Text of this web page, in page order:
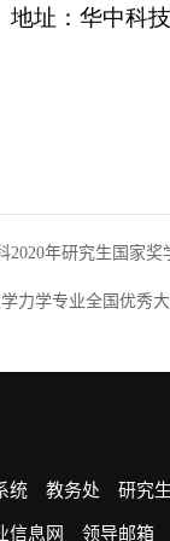
技大学
2020年研究生国家奖
力学专业全国优秀
统 教务处 研究
信息网 领导邮箱